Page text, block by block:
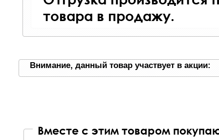
товара в продажу.
Внимание, данный товар участвует в акции:
Вместе с этим товаром